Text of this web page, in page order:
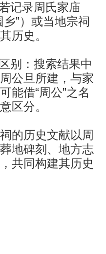
记录周氏家庙
乡”）或当地宗祠
历史。
别：搜索结果中
公旦所建，与家
能借“周公”之名
区分。
的历史文献以周
地碑刻、地方志
共同构建其历史